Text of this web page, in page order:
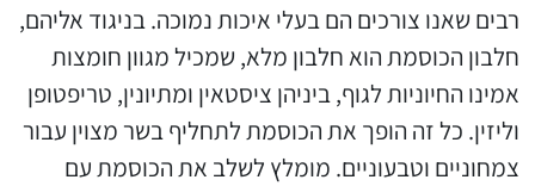
רבים שאנו צורכים הם בעלי איכות נמוכה. בניגוד אליהם,
חלבון הכוסמת הוא חלבון מלא, שמכיל מגוון חומצות
אמינו החיוניות לגוף, ביניהן ציסטאין ומתיונין, טריפטופן
וליזין. כל זה הופך את הכוסמת לתחליף בשר מצוין עבור
צמחוניים וטבעוניים. מומלץ לשלב את הכוסמת עם